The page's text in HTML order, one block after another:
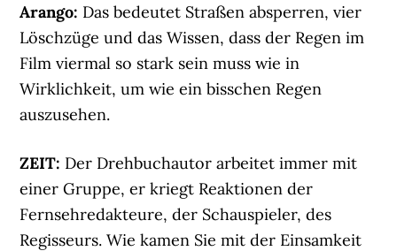
Arango: Das bedeutet Straßen absperren, vier
Löschzüge und das Wissen, dass der Regen im
Film viermal so stark sein muss wie in
Wirklichkeit, um wie ein bisschen Regen
auszusehen.
ZEIT: Der Drehbuchautor arbeitet immer mit
einer Gruppe, er kriegt Reaktionen der
Fernsehredakteure, der Schauspieler, des
Regisseurs. Wie kamen Sie mit der Einsamkeit